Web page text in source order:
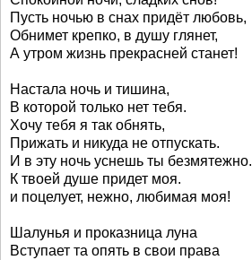
Пусть ночью в снах придёт любовь,
Обнимет крепко, в душу глянет,
А утром жизнь прекрасней станет!
Настала ночь и тишина,
В которой только нет тебя.
Хочу тебя я так обнять,
Прижать и никуда не отпускать.
И в эту ночь уснешь ты безмятежно.
К твоей душе придет моя.
и поцелует, нежно, любимая моя!
Шалунья и проказница луна
Вступает та опять в свои права